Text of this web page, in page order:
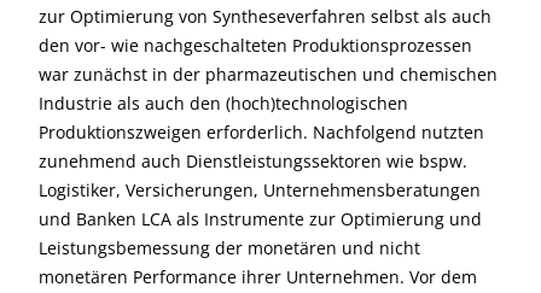
zur Optimierung von Syntheseverfahren selbst als auch
den vor- wie nachgeschalteten Produktionsprozessen
war zunächst in der pharmazeutischen und chemischen
Industrie als auch den (hoch)technologischen
Produktionszweigen erforderlich. Nachfolgend nutzten
zunehmend auch Dienstleistungssektoren wie bspw.
Logistiker, Versicherungen, Unternehmensberatungen
und Banken LCA als Instrumente zur Optimierung und
Leistungsbemessung der monetären und nicht
monetären Performance ihrer Unternehmen. Vor dem